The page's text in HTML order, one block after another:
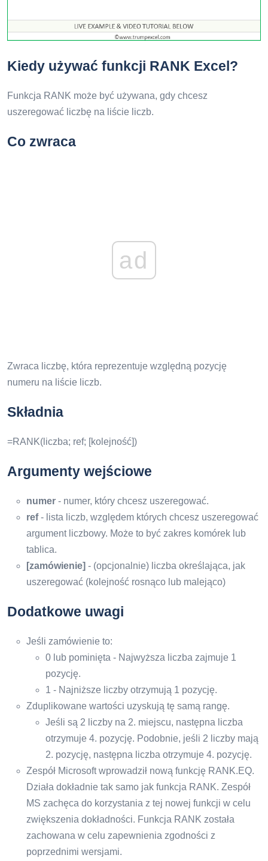
Kiedy używać funkcji RANK Excel?
Funkcja RANK może być używana, gdy chcesz
uszeregować liczbę na liście liczb.
Co zwraca
ad
Zwraca liczbę, która reprezentuje względną pozycję
numeru na liście liczb.
Składnia
=RANK(liczba; ref; [kolejność])
Argumenty wejściowe
numer - numer, który chcesz uszeregować.
ref- lista liczb, względem których chcesz uszeregować
argument liczbowy. Może to być zakres komórek lub
tablica.
[zamówienie] - (opcjonalnie) liczba określająca, jak
uszeregować (kolejność rosnąco lub malejąco)
Dodatkowe uwagi
Jeśli zamówienie to:
0 lub pominięta - Najwyższa liczba zajmuje 1
pozycję.
1 - Najniższe liczby otrzymują 1 pozycję.
Zduplikowane wartości uzyskują tę samą rangę.
Jeśli są 2 liczby na 2. miejscu, następna liczba
otrzymuje 4. pozycję. Podobnie, jeśli 2 liczby mają
2. pozycję, następna liczba otrzymuje 4. pozycję.
Zespół Microsoft wprowadził nową funkcję RANK.EQ.
Działa dokładnie tak samo jak funkcja RANK. Zespół
MS zachęca do korzystania z tej nowej funkcji w celu
zwiększenia dokładności. Funkcja RANK została
zachowana w celu zapewnienia zgodności z
poprzednimi wersjami.